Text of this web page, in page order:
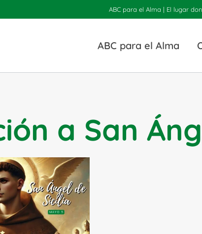
ABC para el Alma | El lugar
ABC para el Alma
a San